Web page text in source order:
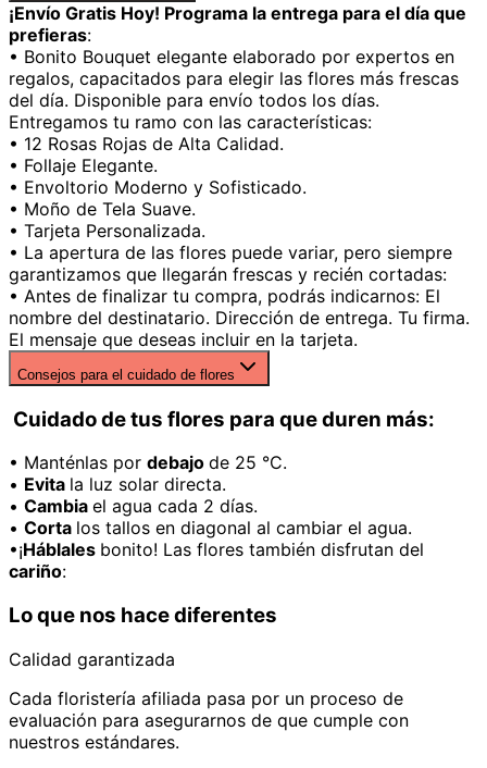
¡Envío Gratis Hoy! Programa la entrega para el día que
prefieras:
• Bonito Bouquet elegante elaborado por expertos en
regalos, capacitados para elegir las flores más frescas
del día. Disponible para envío todos los días.
Entregamos tu ramo con las características:
• 12 Rosas Rojas de Alta Calidad.
• Follaje Elegante.
• Envoltorio Moderno y Sofisticado.
• Moño de Tela Suave.
• Tarjeta Personalizada.
• La apertura de las flores puede variar, pero siempre
garantizamos que llegarán frescas y recién cortadas:
• Antes de finalizar tu compra, podrás indicarnos: El
nombre del destinatario. Dirección de entrega. Tu firma.
El mensaje que deseas incluir en la tarjeta.
Consejos para el cuidado de flores
Cuidado de tus flores para que duren más:
• Manténlas por debajo de 25 °C.
• Evita la luz solar directa.
• Cambia el agua cada 2 días.
• Corta los tallos en diagonal al cambiar el agua.
•¡Háblales bonito! Las flores también disfrutan del
cariño:
Lo que nos hace diferentes
Calidad garantizada
Cada floristería afiliada pasa por un proceso de
evaluación para asegurarnos de que cumple con
nuestros estándares.